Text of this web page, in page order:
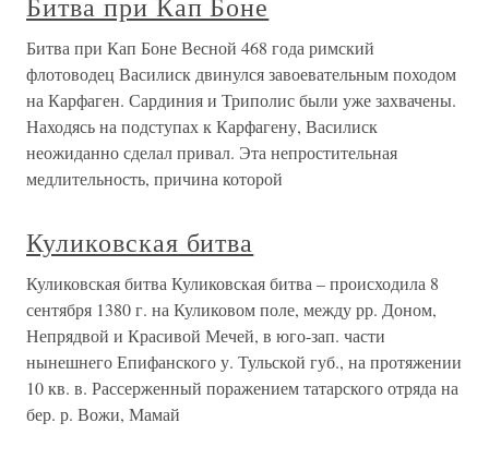
Битва при Кап Боне Весной 468 года римский
флотоводец Василиск двинулся завоевательным походом
на Карфаген. Сардиния и Триполис были уже захвачены.
Находясь на подступах к Карфагену, Василиск
неожиданно сделал привал. Эта непростительная
медлительность, причина которой
Куликовская битва
Куликовская битва Куликовская битва – происходила 8
сентября 1380 г. на Куликовом поле, между рр. Доном,
Непрядвой и Красивой Мечей, в юго-зап. части
нынешнего Епифанского у. Тульской губ., на протяжении
10 кв. в. Рассерженный поражением татарского отряда на
бер. р. Вожи, Мамай